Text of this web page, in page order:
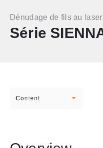
Dénudage de fils au laser
Série
Content